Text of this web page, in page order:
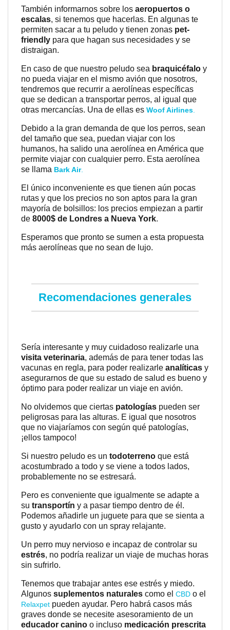
También informarnos sobre los aeropuertos o
escalas, si tenemos que hacerlas. En algunas te
permiten sacar a tu peludo y tienen zonas pet-
friendly para que hagan sus necesidades y se
distraigan.
En caso de que nuestro peludo sea braquicéfalo y
no pueda viajar en el mismo avión que nosotros,
tendremos que recurrir a aerolíneas específicas
que se dedican a transportar perros, al igual que
otras mercancías. Una de ellas es Woof Airlines
Debido a la gran demanda de que los perros, sean
del tamaño que sea, puedan viajar con los
humanos, ha salido una aerolínea en América que
permite viajar con cualquier perro. Esta aerolínea
se llama Bark Air.
El único inconveniente es que tienen aún pocas
rutas y que los precios no son aptos para la gran
mayoría de bolsillos: los precios empiezan a partir
de 8000$ de Londres a Nueva York.
Esperamos que pronto se sumen a esta propuesta
más aerolíneas que no sean de lujo.
Recomendaciones generales
Sería interesante y muy cuidadoso realizarle una
visita veterinaria, además de para tener todas las
vacunas en regla, para poder realizarle analíticas y
asegurarnos de que su estado de salud es bueno y
óptimo para poder realizar un viaje en avión.
No olvidemos que ciertas patologías pueden ser
peligrosas para las alturas. E igual que nosotros
que no viajaríamos con según qué patologías,
¡ellos tampoco!
Si nuestro peludo es un todoterreno que está
acostumbrado a todo y se viene a todos lados,
probablemente no se estresará.
Pero es conveniente que igualmente se adapte a
su transportín y a pasar tiempo dentro de él.
Podemos añadirle un juguete para que se sienta a
gusto y ayudarlo con un spray relajante.
Un perro muy nervioso e incapaz de controlar su
estrés, no podría realizar un viaje de muchas horas
sin sufrirlo.
Tenemos que trabajar antes ese estrés y miedo.
Algunos suplementos naturales como el CBD o el
Relaxpet pueden ayudar. Pero habrá casos más
graves donde se necesite asesoramiento de un
educador canino o incluso medicación prescrita